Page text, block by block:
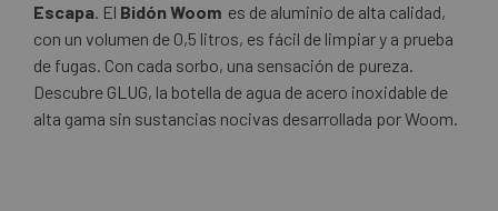
Escapa. El Bidón Woom es de aluminio de alta calidad,
con un volumen de 0,5 litros, es fácil de limpiar y a prueba
de fugas. Con cada sorbo, una sensación de pureza.
Descubre GLUG, la botella de agua de acero inoxidable de
alta gama sin sustancias nocivas desarrollada por Woom.